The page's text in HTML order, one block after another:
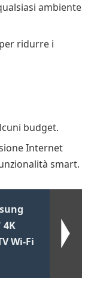
ambiente
ridurre i
budget.
Internet
smart.
4K
Wi-Fi